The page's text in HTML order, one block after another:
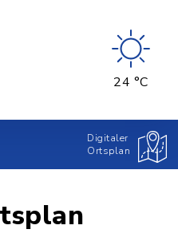
24 °C
Digitaler
Ortsplan